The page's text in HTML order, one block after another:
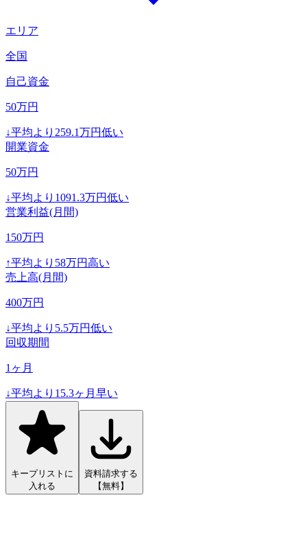
エリア
全国
自己資金
50万円
↓平均より 259.1万円低い
開業資金
50万円
↓平均より 1091.3万円低い
営業利益(月間)
150万円
↑平均より 58万円高い
売上高(月間)
400万円
↓平均より 5.5万円低い
回収期間
1 ヶ月
↓平均より 15.3ヶ月早い
キープリストに
入れる
資料請求する
【無料】